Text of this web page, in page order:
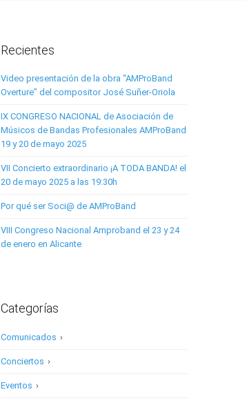
Recientes
Video presentación de la obra “AMProBand
Overture” del compositor José Suñer-Oriola
IX CONGRESO NACIONAL de Asociación de
Músicos de Bandas Profesionales AMProBand
19 y 20 de mayo 2025
VII Concierto extraordinario ¡A TODA BANDA! el
20 de mayo 2025 a las 19:30h
Por qué ser Soci@ de AMProBand
VIII Congreso Nacional Amproband el 23 y 24
de enero en Alicante
Categorías
›
Comunicados
›
Conciertos
›
Eventos